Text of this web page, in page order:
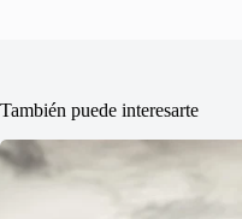
También puede interesarte